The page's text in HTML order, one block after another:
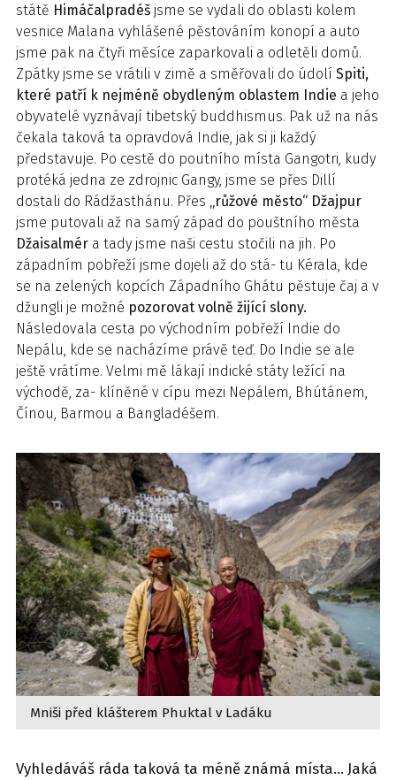
státě Himáčalpradéš jsme se vydali do oblasti kolem
vesnice Malana vyhlášené pěstováním konopí a auto
jsme pak na čtyři měsíce zaparkovali a odletěli domů.
Zpátky jsme se vrátili v zimě a směřovali do údolí Spiti,
které patří k nejméně obydleným oblastem Indie a jeho
obyvatelé vyznávají tibetský buddhismus. Pak už na nás
čekala taková ta opravdová Indie, jak si ji každý
představuje. Po cestě do poutního místa Gangotri, kudy
protéká jedna ze zdrojnic Gangy, jsme se přes Dillí
dostali do Rádžasthánu. Přes „růžové město“ Džajpur
jsme putovali až na samý západ do pouštního města
Džaisalmér a tady jsme naši cestu stočili na jih. Po
západním pobřeží jsme dojeli až do stá- tu Kérala, kde
se na zelených kopcích Západního Ghátu pěstuje čaj a v
džungli je možné pozorovat volně žijící slony.
Následovala cesta po východním pobřeží Indie do
Nepálu, kde se nacházíme právě teď. Do Indie se ale
ještě vrátíme. Velmi mě lákají indické státy ležící na
východě, za- klíněné v cípu mezi Nepálem, Bhútánem,
Čínou, Barmou a Bangladéšem.
Mniši před klášterem Phuktal v Ladáku
Vyhledáváš ráda taková ta méně známá místa… Jaká